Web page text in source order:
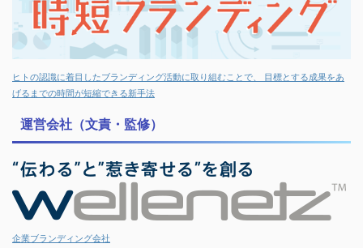
ヒトの認識に着目したブランディング活動に取り組むことで、 目標とする成果をあ
げるまでの時間が短縮できる新手法
運営会社（文責・監修）
企業ブランディング会社